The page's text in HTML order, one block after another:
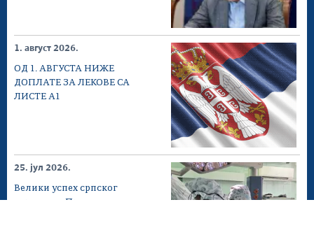
1. август 2026.
ОД 1. АВГУСТА НИЖЕ
ДОПЛАТЕ ЗА ЛЕКОВЕ СА
ЛИСТЕ А1
25. јул 2026.
Велики успех српског
здравства: Прва